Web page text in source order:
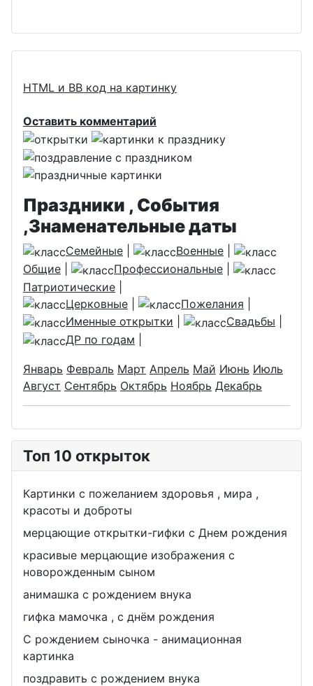
HTML и BB код на картинку
Оставить комментарий
Праздники , События
,Знаменательные даты
Семейные Военные
Общие
Профессиональные
Патриотические
Церковные
Пожелания
Именные открытки
Свадьбы
ДР по годам
Январь Февраль Март Апрель Май Июнь Июль
Август Сентябрь Октябрь Ноябрь Декабрь
Топ 10 открыток
Картинки с пожеланием здоровья , мира ,
красоты и доброты
мерцающие открытки-гифки с Днем рождения
красивые мерцающие изображения с
новорожденным сыном
анимашка с рождением внука
гифка мамочка , с днём рождения
С рождением сыночка - анимационная
картинка
поздравить с рождением внука